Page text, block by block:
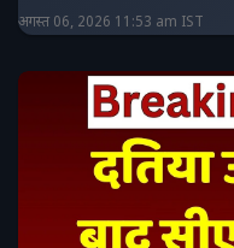
अगस्त 06, 2026 11:53 am IST